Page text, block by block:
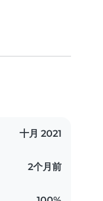
十月 2021
2个月前